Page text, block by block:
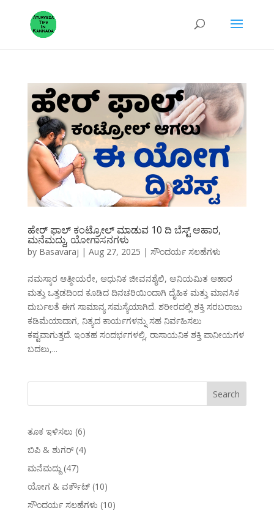
ಹೇರ್ ಫಾಲ್ ಕಂಟ್ರೋಲ್ ಮಾಡುವ 10 ದಿ ಬೆಸ್ಟ್ ಆಹಾರ,
ಮನೆಮದ್ದು, ಯೋಗಾಸನಗಳು
by Basavaraj | Aug 27, 2025 | ಸೌಂದರ್ಯ ಸಲಹೆಗಳು
ನಮಸ್ಕಾರ ಆತ್ಮೀಯರೇ, ಆಧುನಿಕ ಜೀವನಶೈಲಿ, ಅನಿಯಮಿತ ಆಹಾರ
ಮತ್ತು ಒತ್ತಡದಿಂದ ಕೂಡಿದ ದಿನಚರಿಯಿಂದಾಗಿ ದೈಹಿಕ ಮತ್ತು ಮಾನಸಿಕ
ದುರ್ಬಲತೆ ಈಗ ಸಾಮಾನ್ಯ ಸಮಸ್ಯೆಯಾಗಿದೆ. ಶರೀರದಲ್ಲಿ ಶಕ್ತಿ ಸರಬರಾಜು
ಕಡಿಮೆಯಾದಾಗ, ನಿತ್ಯದ ಕಾರ್ಯಗಳನ್ನು ಸಹ ನಿರ್ವಹಿಸಲು
ಕಷ್ಟವಾಗುತ್ತದೆ. ಇಂತಹ ಸಂದರ್ಭಗಳಲ್ಲಿ, ರಾಸಾಯನಿಕ ಶಕ್ತಿ ಪಾನೀಯಗಳ
ಬದಲು,...
ತೂಕ ಇಳಿಸಲು (6)
ಬಿಪಿ & ಶುಗರ್(4)
ಮನೆಮದ್ದು (47)
ಯೋಗ & ವರ್ಕೌಟ್(10)
ಸೌಂದರ್ಯ ಸಲಹೆಗಳು (10)